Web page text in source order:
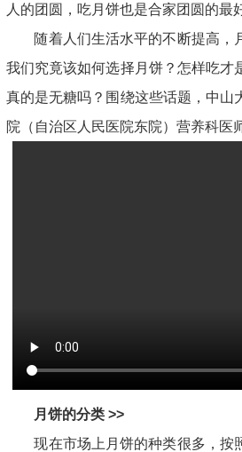
人的团圆，吃月饼也是合家团圆的最
随着人们生活水平的不断提高，
我们究竟该如何选择月饼？怎样吃才
真的是无糖吗？围绕这些话题，中山
院（自治区人民医院东院）营养科医
月饼的分类 >>
现在市场上月饼的种类很多，按